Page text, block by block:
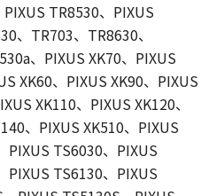
TR8530、PIXUS
、TR703、TR8630、
、PIXUS XK70、PIXUS
XK60、PIXUS XK90、PIXUS
XK110、PIXUS XK120、
、PIXUS XK510、PIXUS
PIXUS TS6030、PIXUS
PIXUS TS6130、PIXUS